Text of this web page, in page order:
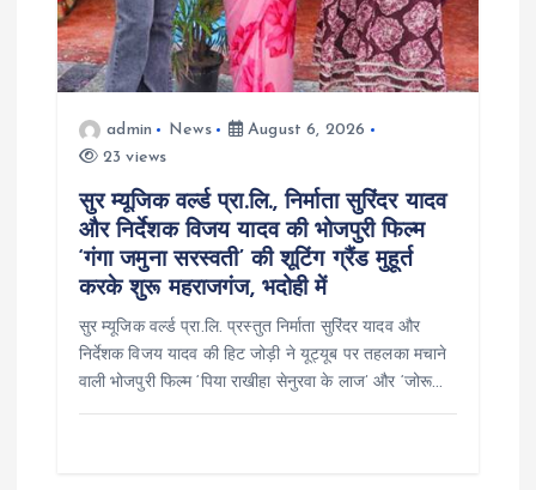
admin News
August 6, 2026
23 views
सुर म्यूजिक वर्ल्ड प्रा.लि., निर्माता सुरिंदर यादव
और निर्देशक विजय यादव की भोजपुरी फिल्म
‘गंगा जमुना सरस्वती’ की शूटिंग ग्रैंड मुहूर्त
करके शुरू महराजगंज, भदोही में
सुर म्यूजिक वर्ल्ड प्रा.लि. प्रस्तुत निर्माता सुरिंदर यादव और
निर्देशक विजय यादव की हिट जोड़ी ने यूट्यूब पर तहलका मचाने
वाली भोजपुरी फिल्म ‘पिया राखीहा सेनुरवा के लाज’ और ‘जोरू…